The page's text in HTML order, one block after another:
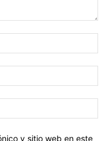
y sitio web en este